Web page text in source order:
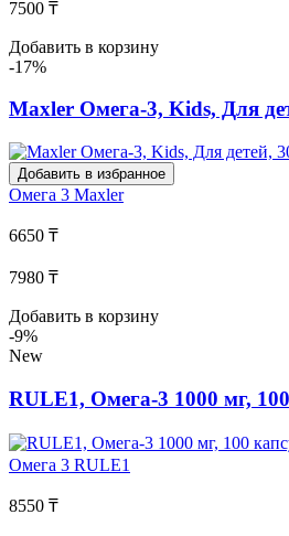
7500 ₸
Добавить в корзину
-17%
Maxler Омега-3, Kids, Для
Добавить в избранное
Омега 3 Maxler
6650 ₸
7980 ₸
Добавить в корзину
-9%
New
RULE1, Омега-3 1000 мг,
Омега 3 RULE1
8550 ₸